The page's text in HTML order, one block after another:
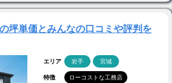
坪単価とみんなの口コミや評判を
エリア 岩手 宮城
特徴 ローコストな工務店